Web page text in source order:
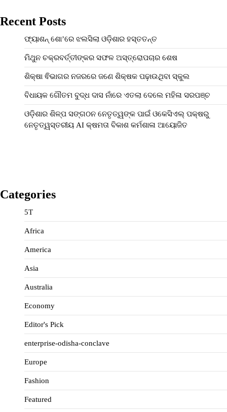
Recent Posts
ଫ୍ୟାଶନ୍‌ ଶୋ’ରେ ଝଲସିଲା ଓଡ଼ିଶାର ହସ୍ତତନ୍ତ
ମିଥୁନ ଚକ୍ରବର୍ତ୍ତୀଙ୍କର ସଫଳ ଅସ୍ତ୍ରୋପଚାର ଶେଷ
ଶିକ୍ଷା ଵିଭାଗର ନଜରରେ ଜଣେ ଶିକ୍ଷକ ପଢ଼ାଉଥିବା ସ୍କୁଲ
ବିଧାୟକ ଗୌତମ ବୁଦ୍ଧ ଦାସ ନାଁରେ ଏତଲା ଦେଲେ ମହିଳା ସରପଞ୍ଚ
ଓଡ଼ିଶାର ଶିଳ୍ପ ସଙ୍ଗଠନ ନେତୃତ୍ୱଙ୍କ ପାଇଁ ଓକେସିଏଲ୍ ପକ୍ଷରୁ
ନେତୃତ୍ୱସ୍ତରୀୟ AI କ୍ଷମତା ବିକାଶ କର୍ମଶାଳା ଆୟୋଜିତ
Categories
5T
Africa
America
Asia
Australia
Economy
Editor's Pick
enterprise-odisha-conclave
Europe
Fashion
Featured